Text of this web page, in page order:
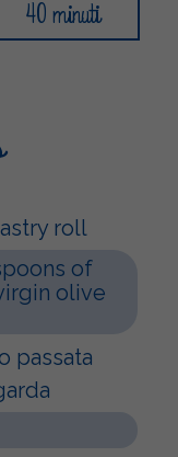
40 minuti
roll
of
olive
passata